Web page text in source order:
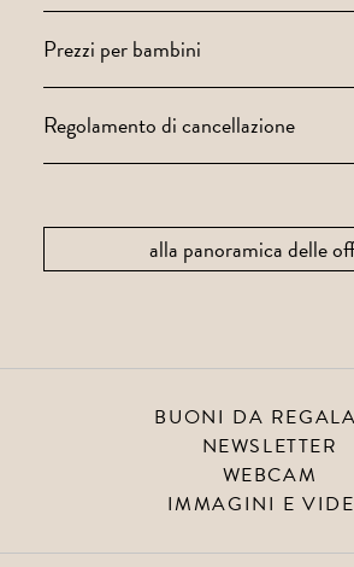
Prezzi per bambini
Regolamento di cancellazione
alla panoramica delle
BUONI DA
NEWSLETTER
WEBCAM
IMMAGINI E